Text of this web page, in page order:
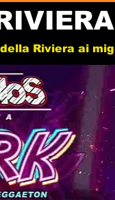
Riviera ai